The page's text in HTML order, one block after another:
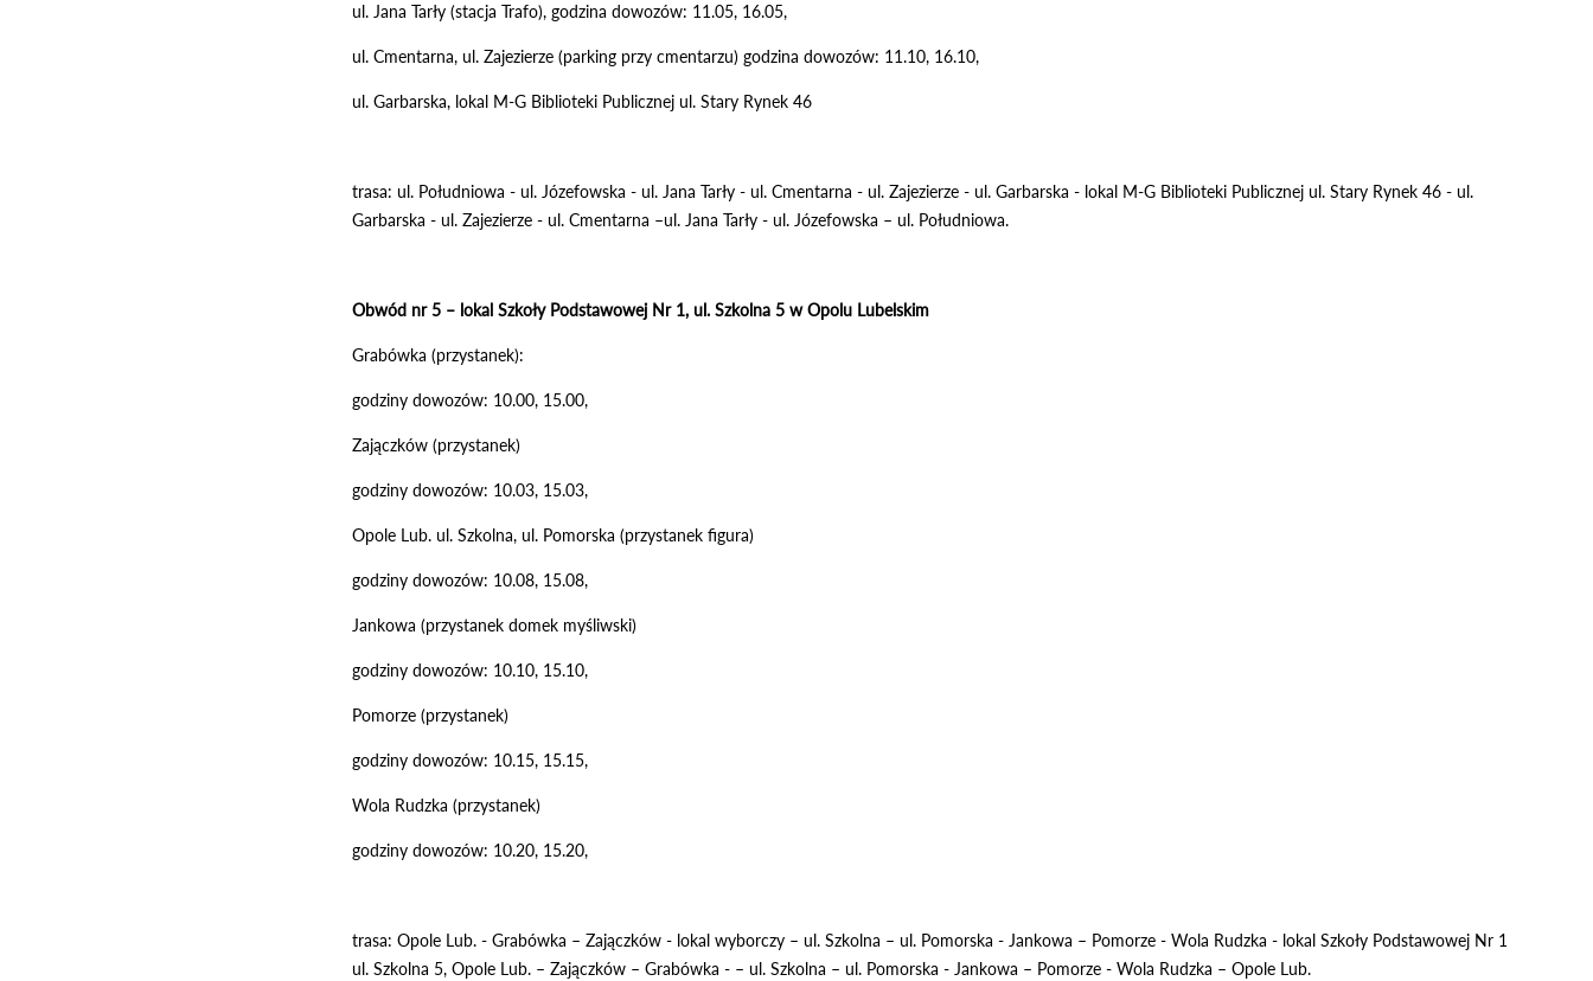
ul. Jana Tarły (stacja Trafo), godzina dowozów: 11.05, 16.05,
ul. Cmentarna, ul. Zajezierze (parking przy cmentarzu) godzina dowozów: 11.10, 16.10,
ul. Garbarska, lokal M-G Biblioteki Publicznej ul. Stary Rynek 46
trasa: ul. Południowa - ul. Józefowska - ul. Jana Tarły - ul. Cmentarna - ul. Zajezierze - ul. Garbarska - lokal M-G Biblioteki Publicznej ul. Stary Rynek 46 - ul.
Garbarska - ul. Zajezierze - ul. Cmentarna –ul. Jana Tarły - ul. Józefowska – ul. Południowa.
Obwód nr 5 – lokal Szkoły Podstawowej Nr 1, ul. Szkolna 5 w Opolu Lubelskim
Grabówka (przystanek):
godziny dowozów: 10.00, 15.00,
Zajączków (przystanek)
godziny dowozów: 10.03, 15.03,
Opole Lub. ul. Szkolna, ul. Pomorska (przystanek figura)
godziny dowozów: 10.08, 15.08,
Jankowa (przystanek domek myśliwski)
godziny dowozów: 10.10, 15.10,
Pomorze (przystanek)
godziny dowozów: 10.15, 15.15,
Wola Rudzka (przystanek)
godziny dowozów: 10.20, 15.20,
trasa: Opole Lub. - Grabówka – Zajączków - lokal wyborczy – ul. Szkolna – ul. Pomorska - Jankowa – Pomorze - Wola Rudzka - lokal Szkoły Podstawowej Nr 1
ul. Szkolna 5, Opole Lub. – Zajączków – Grabówka - – ul. Szkolna – ul. Pomorska - Jankowa – Pomorze - Wola Rudzka – Opole Lub.